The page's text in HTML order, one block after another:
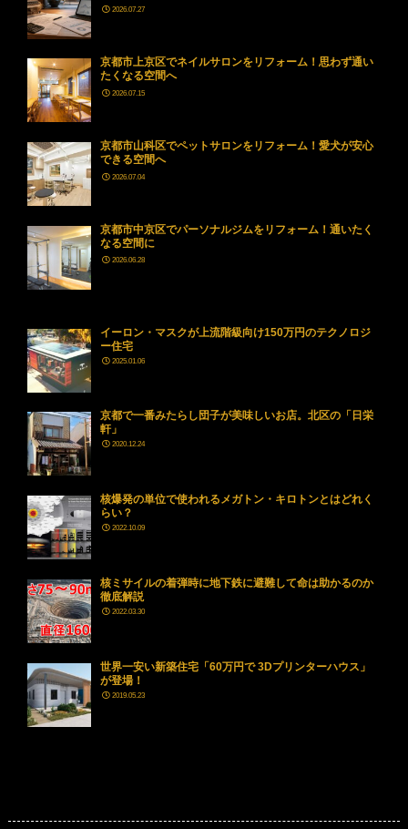
2026.07.27
京都市上京区でネイルサロンをリフォーム！思わず通い
たくなる空間へ
2026.07.15
京都市山科区でペットサロンをリフォーム！愛犬が安心
できる空間へ
2026.07.04
京都市中京区でパーソナルジムをリフォーム！通いたく
なる空間に
2026.06.28
イーロン・マスクが上流階級向け150万円のテクノロジ
ー住宅
2025.01.06
京都で一番みたらし団子が美味しいお店。北区の「日栄
軒」
2020.12.24
核爆発の単位で使われるメガトン・キロトンとはどれく
らい？
2022.10.09
核ミサイルの着弾時に地下鉄に避難して命は助かるのか
徹底解説
2022.03.30
世界一安い新築住宅「60万円で 3Dプリンターハウス」
が登場！
2019.05.23